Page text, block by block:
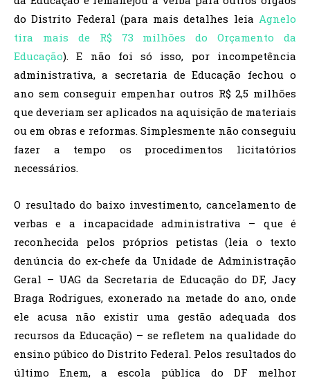
do Distrito Federal (para mais detalhes leia Agnelo
tira mais de R$ 73 milhões do Orçamento da
Educação). E não foi só isso, por incompetência
administrativa, a secretaria de Educação fechou o
ano sem conseguir empenhar outros R$ 2,5 milhões
que deveriam ser aplicados na aquisição de materiais
ou em obras e reformas. Simplesmente não conseguiu
fazer a tempo os procedimentos licitatórios
necessários.
O resultado do baixo investimento, cancelamento de
verbas e a incapacidade administrativa – que é
reconhecida pelos próprios petistas (leia o texto
denúncia do ex-chefe da Unidade de Administração
Geral – UAG da Secretaria de Educação do DF, Jacy
Braga Rodrigues, exonerado na metade do ano, onde
ele acusa não existir uma gestão adequada dos
recursos da Educação) – se refletem na qualidade do
ensino púbico do Distrito Federal. Pelos resultados do
último Enem, a escola pública do DF melhor